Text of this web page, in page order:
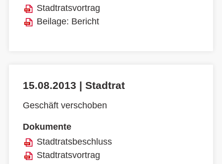
Stadtratsvortrag
Beilage: Bericht
15.08.2013 | Stadtrat
Geschäft verschoben
Dokumente
Stadtratsbeschluss
Stadtratsvortrag